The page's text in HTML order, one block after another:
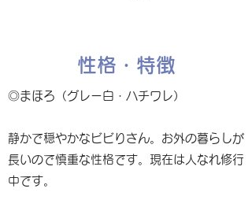
性格・特徴
◎まほろ（グレー白・ハチワレ）
静かで穏やかなビビりさん。お外の暮らしが
長いので慎重な性格です。現在は人なれ修行
中です。